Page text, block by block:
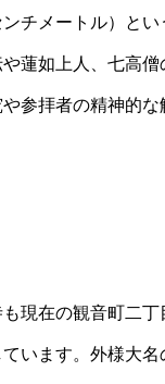
チメートル）と
蓮如上人、七高
参拝者の精神的な
現在の観音町二
います。外様大